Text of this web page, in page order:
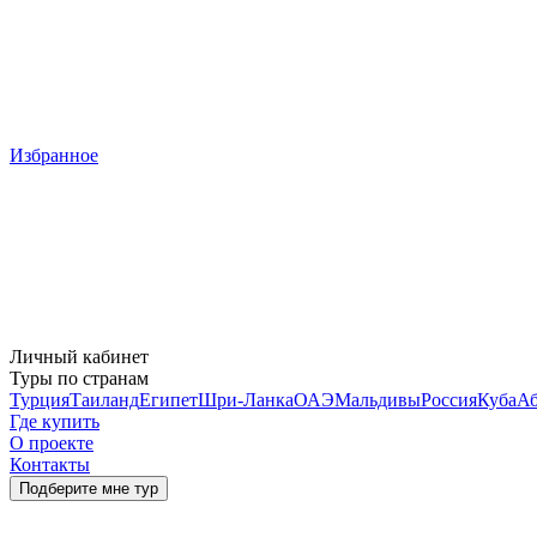
Избранное
Личный кабинет
Туры по странам
ТурцияТаиландЕгипетШри-ЛанкаОАЭМальдивыРоссияКуба
Где купить
О проекте
Контакты
Подберите мне тур